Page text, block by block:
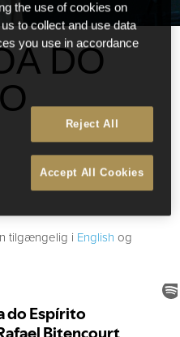
DO
tilgængelig i English og
the use of cookies on
to collect and use data
you use in accordance
Reject All
Accept All Cookies